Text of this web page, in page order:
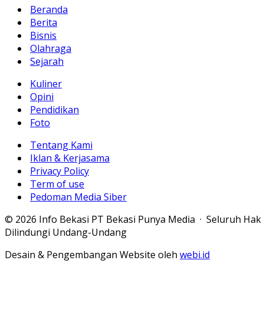
Beranda
Berita
Bisnis
Olahraga
Sejarah
Kuliner
Opini
Pendidikan
Foto
Tentang Kami
Iklan & Kerjasama
Privacy Policy
Term of use
Pedoman Media Siber
© 2026 Info Bekasi PT Bekasi Punya Media · Seluruh Hak
Dilindungi Undang-Undang
Desain & Pengembangan Website oleh webi.id